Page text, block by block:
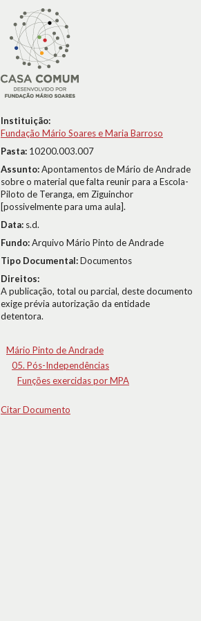
Instituição:
Fundação Mário Soares e Maria Barroso
Pasta: 10200.003.007
Assunto:Apontamentos de Mário de Andrade
sobre o material que falta reunir para a Escola-
Piloto de Teranga, em Ziguinchor
[possivelmente para uma aula].
Data: s.d.
Fundo:Arquivo Mário Pinto de Andrade
Tipo Documental:Documentos
Direitos:
A publicação, total ou parcial, deste documento
exige prévia autorização da entidade
detentora.
Mário Pinto de Andrade
05. Pós-Independências
Funções exercidas por MPA
Citar Documento